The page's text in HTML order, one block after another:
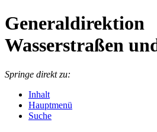
Generaldirektion
Wasserstraßen
Springe direkt zu:
Inhalt
Hauptmenü
Suche